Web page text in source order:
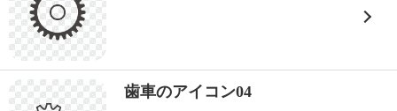
歯車のアイコン04